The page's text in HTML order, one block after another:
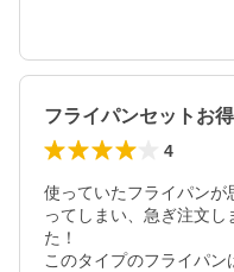
フライパンセットお得
4
使っていたフライパンが
ってしまい、急ぎ注文
た！
このタイプのフライパ